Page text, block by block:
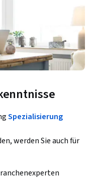
Spezialisierung
werden Sie auch für